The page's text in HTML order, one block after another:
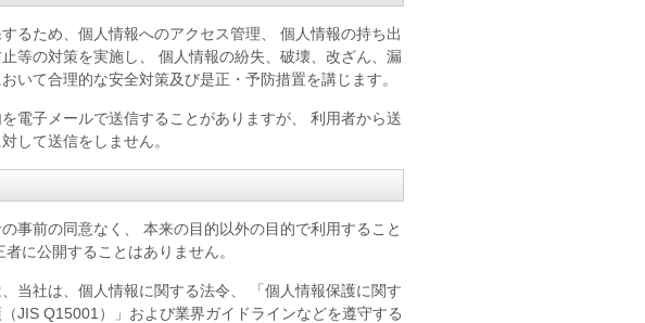
るため、個人情報へのアクセス管理、 個人情報の持ち出
等の対策を実施し、 個人情報の紛失、破壊、改ざん、漏
いて合理的な安全対策及び是正・予防措置を講じます。
電子メールで送信することがありますが、 利用者から送
して送信をしません。
事前の同意なく、 本来の目的以外の目的で利用すること
に公開することはありません。
当社は、個人情報に関する法令、 「個人情報保護に関す
JIS Q15001）」および業界ガイドラインなどを遵守する